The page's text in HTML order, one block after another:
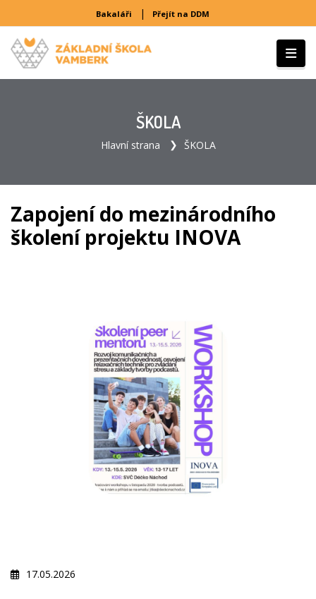
Bakaláři | Přejít na DDM
ŠKOLA
Hlavní strana ŠKOLA
Zapojení do mezinárodního
školení projektu INOVA
17.05.2026